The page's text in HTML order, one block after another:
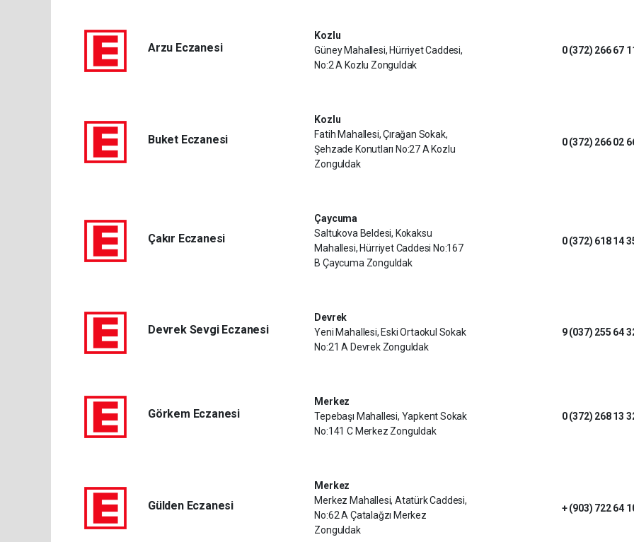
Arzu Eczanesi
Kozlu
Güney Mahallesi, Hürriyet Caddesi,
No:2 A Kozlu Zonguldak
0 (372) 266 67
Buket Eczanesi
Kozlu
Fatih Mahallesi, Çırağan Sokak,
Şehzade Konutları No:27 A Kozlu
Zonguldak
0 (372) 266 02
Çakır Eczanesi
Çaycuma
Saltukova Beldesi, Kokaksu
Mahallesi, Hürriyet Caddesi No:167
B Çaycuma Zonguldak
0 (372) 618 14
Devrek Sevgi Eczanesi
Devrek
Yeni Mahallesi, Eski Ortaokul Sokak
No:21 A Devrek Zonguldak
9 (037) 255 64
Görkem Eczanesi
Merkez
Tepebaşı Mahallesi, Yapkent Sokak
No:141 C Merkez Zonguldak
0 (372) 268 13
Gülden Eczanesi
Merkez
Merkez Mahallesi, Atatürk Caddesi,
No:62 A Çatalağzı Merkez
Zonguldak
+ (903) 722 64